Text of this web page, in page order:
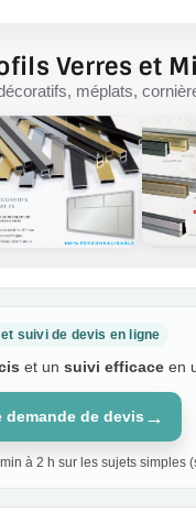
Verres et
méplats,
et suivi de devis en ligne
et un suivi efficaceen
demande de devis →
à 2 h sur les sujets simples